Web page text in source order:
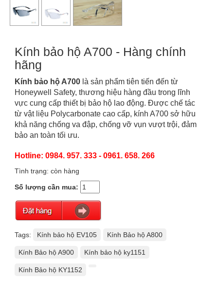
Kính bảo hộ A700 - Hàng chính
hãng
Kính bảo hộ A700 là sản phẩm tiên tiến đến từ
Honeywell Safety, thương hiệu hàng đầu trong lĩnh
vực cung cấp thiết bị bảo hộ lao động. Được chế tác
từ vật liệu Polycarbonate cao cấp, kính A700 sở hữu
khả năng chống va đập, chống vỡ vụn vượt trội, đảm
bảo an toàn tối ưu.
Hotline: 0984. 957. 333 - 0961. 658. 266
Tình trạng: còn hàng
Số lượng cần mua:
Tags: Kính bảo hộ EV105 Kính Bảo hộ A800
Kính Bảo hộ A900 Kính bảo hộ ky1151
Kính Bảo hộ KY1152